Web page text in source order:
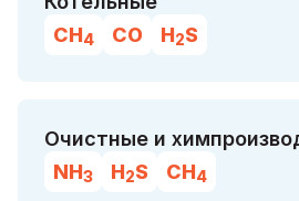
CH4 CO H2S
Очистные и
NH3 H2S CH4